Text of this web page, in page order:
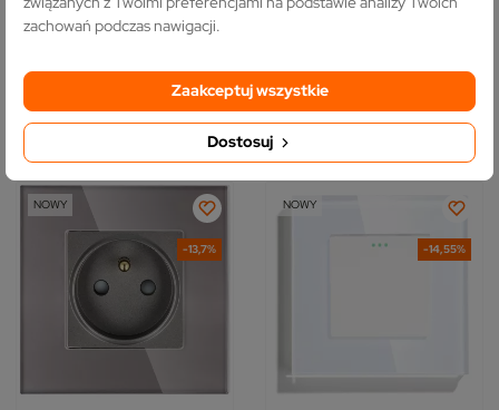
22,90 zł 30,40 zł
DO KOSZYKA DO KOSZYKA
-13,7%
NOWY
-14,55%
NOWY
zachowań podczas nawigacji.
Dostosuj
Zaakceptuj wszystkie